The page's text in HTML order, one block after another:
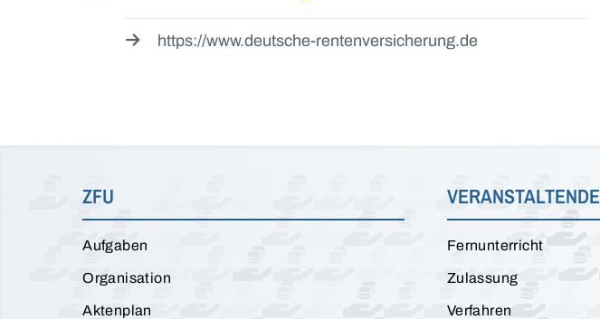
https://www.deutsche-rentenversicherung.de
ZFU
Aufgaben
Organisation
Aktenplan
VERANSTALTENDE
Fernunterricht
Zulassung
Verfahren